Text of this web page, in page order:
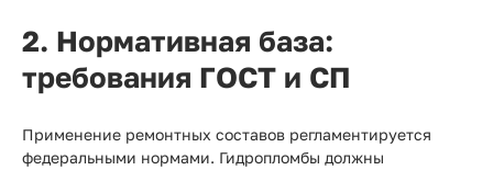
2. Нормативная база:
требования ГОСТ и СП
Применение ремонтных составов регламентируется
федеральными нормами. Гидропломбы должны